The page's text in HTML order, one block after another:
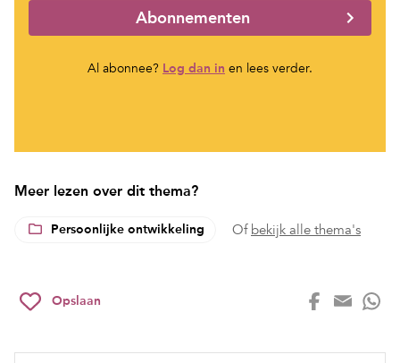
Abonnementen
Al abonnee? Log dan in en lees verder.
Meer lezen over dit thema?
Persoonlijke ontwikkeling Of bekijk alle thema's
Opslaan